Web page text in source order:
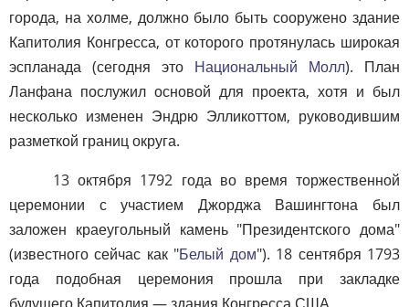
города, на холме, должно было быть сооружено здание
Капитолия Конгресса, от которого протянулась широкая
эспланада (сегодня это Национальный Молл). План
Ланфана послужил основой для проекта, хотя и был
несколько изменен Эндрю Элликоттом, руководившим
разметкой границ округа.
13 октября 1792 года во время торжественной
церемонии с участием Джорджа Вашингтона был
заложен краеугольный камень "Президентского дома"
(известного сейчас как "Белый дом"). 18 сентября 1793
года подобная церемония прошла при закладке